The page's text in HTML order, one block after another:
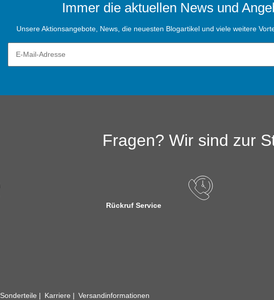
Immer die aktuellen News und
Unsere Aktionsangebote, News, die neuesten Blogartikel und viele weitere
Fragen? Wir sind zur
Rückruf Service
Sonderteile Karriere Versandinformationen